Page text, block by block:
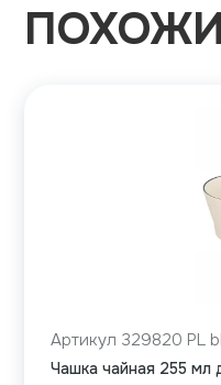
Артикул 329820 PL
Чашка чайная 255 мл